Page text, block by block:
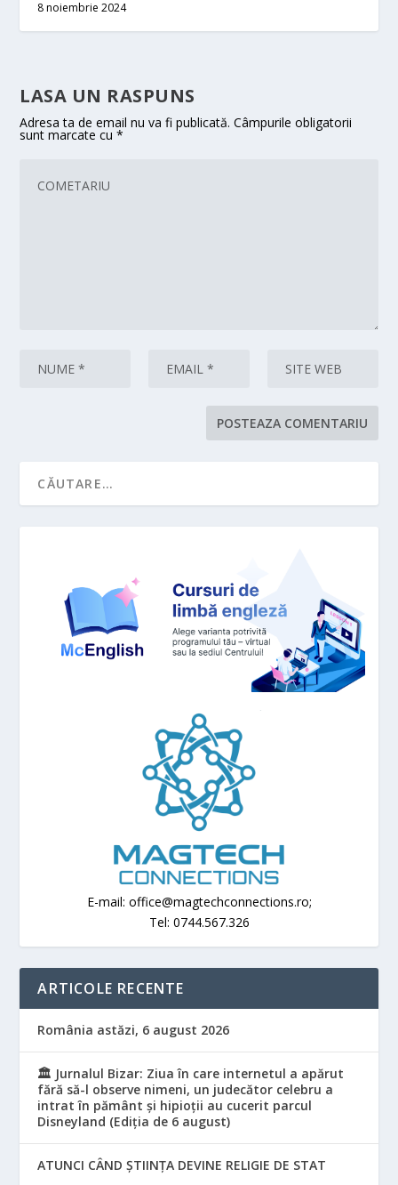
8 noiembrie 2024
LASA UN RASPUNS
Adresa ta de email nu va fi publicată. Câmpurile obligatorii
sunt marcate cu*
E-mail: office@magtechconnections.ro;
Tel: 0744.567.326
ARTICOLE RECENTE
România astăzi, 6 august 2026
🏛️ Jurnalul Bizar: Ziua în care internetul a apărut
fără să-l observe nimeni, un judecător celebru a
intrat în pământ și hipioții au cucerit parcul
Disneyland (Ediția de 6 august)
ATUNCI CÂND ȘTIINȚA DEVINE RELIGIE DE STAT